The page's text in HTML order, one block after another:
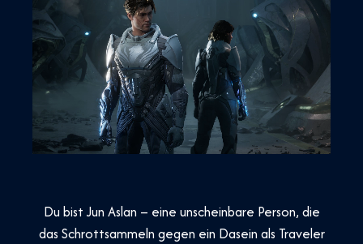
Du bist Jun Aslan – eine unscheinbare Person, die
das Schrottsammeln gegen ein Dasein als Traveler